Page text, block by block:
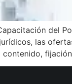
del
las
contenido,